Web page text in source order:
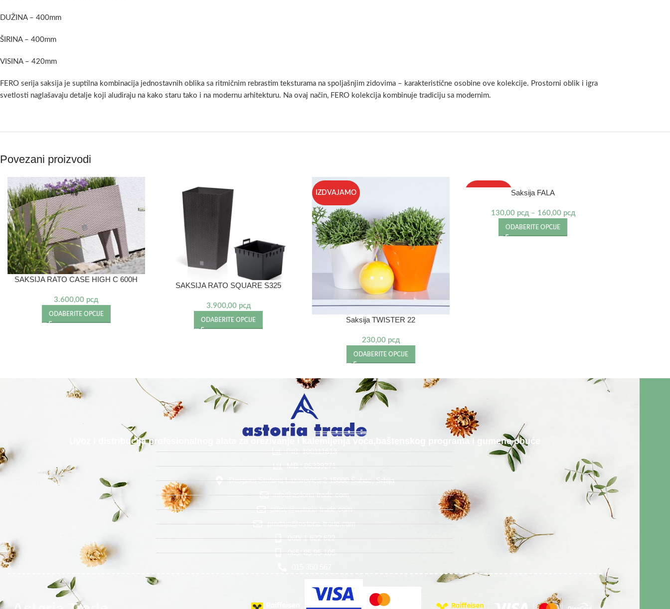
DUŽINA – 400mm
ŠIRINA – 400mm
VISINA – 420mm
FERO serija saksija je suptilna kombinacija jednostavnih oblika sa ritmičnim rebrastim teksturama na spoljašnjim zidovima – karakteristične osobine ove kolekcije. Prostorni oblik i igra
svetlosti naglašavaju detalje koji aludiraju na kako staru tako i na modernu arhitekturu. Na ovaj način, FERO kolekcija kombinuje tradiciju sa modernim.
Povezani proizvodi
SAKSIJA RATO CASE HIGH C 600H
3.600,00 рсд
ODABERITE OPCIJE
SAKSIJA RATO SQUARE S325
3.900,00 рсд
ODABERITE OPCIJE
IZDVAJAMO
Saksija TWISTER 22
230,00 рсд
ODABERITE OPCIJE
Saksija FALA
130,00 рсд – 160,00 рсд
ODABERITE OPCIJE
Uvoz i distribucija profesionalnog alata za orezivanje i kalemljenja voća,baštenskog programa i gumene obuće
PIB: 100111613
MB : 06339271
Despota Stefana Lazarevića 2 15000 Šabac, Srbija
info@astoria-trade.com
office@astoria-trade.com
prodaja@astoria-trade.com
060/ 1 622 622
065/ 85 95 105